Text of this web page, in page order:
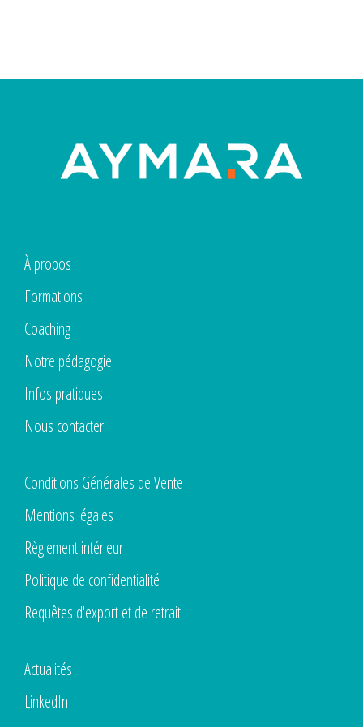
À propos
Formations
Coaching
Notre pédagogie
Infos pratiques
Nous contacter
Conditions Générales de Vente
Mentions légales
Règlement intérieur
Politique de confidentialité
Requêtes d'export et de retrait
Actualités
LinkedIn